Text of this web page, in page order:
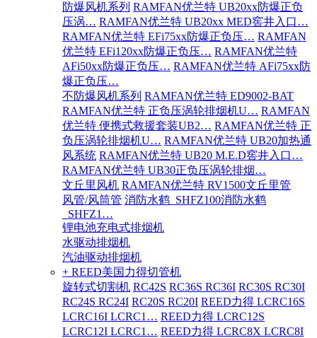
防爆风机系列 RAMFAN优兰特 UB20xx防爆正负
压涡… RAMFAN优兰特 UB20xx MED窖井入口…
RAMFAN优兰特 EFi75xx防爆正负压… RAMFAN
优兰特 EFi120xx防爆正负压… RAMFAN优兰特
AFi50xx防爆正负压… RAMFAN优兰特 AFi75xx防
爆正负压…
不防爆风机系列 RAMFAN优兰特 ED9002-BAT
RAMFAN优兰特 正负压涡轮排烟机U… RAMFAN
优兰特 便携式救援套装UB2… RAMFAN优兰特 正
负压涡轮排烟机U… RAMFAN优兰特 UB20加热通
风系统 RAMFAN优兰特 UB20 M.E.D窖井入口…
RAMFAN优兰特 UB30正负压涡轮排烟…
文丘里风机 RAMFAN优兰特 RV1500文丘里管
风管/风筒管 消防水鹤_SHFZ100消防水鹤
_SHFZ1…
锂电池充电式排烟机
水驱动排烟机
汽油驱动排烟机
+ REED美国力得切管机
旋转式切割机 RC42S RC36S RC36I RC30S RC30I
RC24S RC24I RC20S RC20I REED力得 LCRC16S
LCRC16I LCRC1… REED力得 LCRC12S
LCRC12I LCRC1… REED力得 LCRC8X LCRC8I